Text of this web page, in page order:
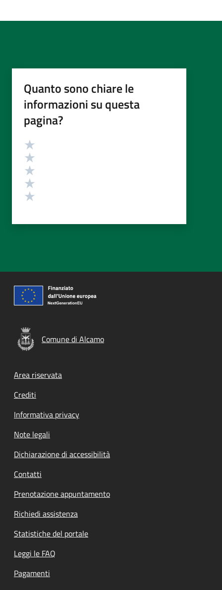
Quanto sono chiare le
informazioni su questa
pagina?
Valutazione
Comune di Alcamo
Footer menu
Area riservata
Crediti
Informativa privacy
Note legali
Dichiarazione di accessibilità
Contatti
Prenotazione appuntamento
Richiedi assistenza
Statistiche del portale
Leggi le FAQ
Pagamenti